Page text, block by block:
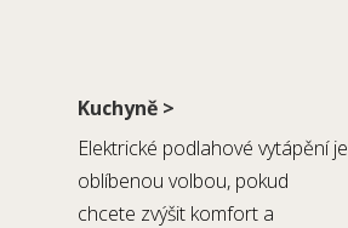
Kuchyně >
Elektrické podlahové vytápění je
oblíbenou volbou, pokud
chcete zvýšit komfort a